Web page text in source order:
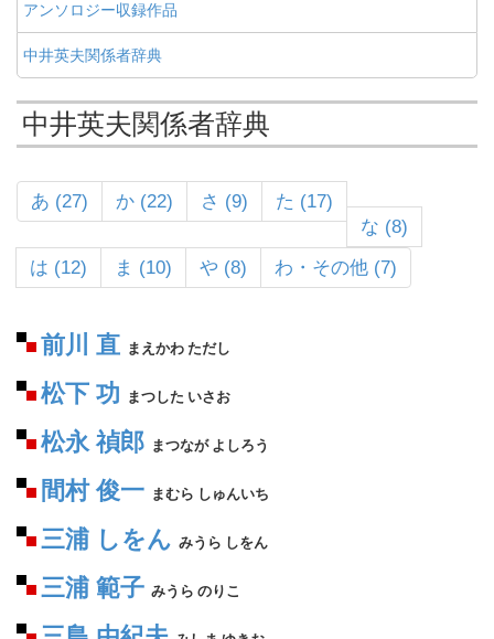
アンソロジー収録作品
中井英夫関係者辞典
中井英夫関係者辞典
あ (27) か (22) さ (9)
た (17)
な (8)
は (12)
ま (10) や (8) わ・その他 (7)
前川 直 まえかわ ただし
松下 功 まつした いさお
松永 禎郎 まつなが よしろう
間村 俊一 まむら しゅんいち
三浦 しをん みうら しをん
三浦 範子 みうら のりこ